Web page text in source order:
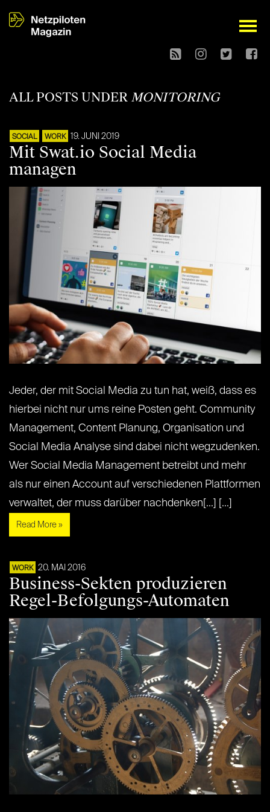
open
ALL POSTS UNDER MONITORING
SOCIAL WORK 19. JUNI 2019
Mit Swat.io Social Media
managen
Jeder, der mit Social Media zu tun hat, weiß, dass es
hierbei nicht nur ums reine Posten geht. Community
Management, Content Planung, Organisation und
Social Media Analyse sind dabei nicht wegzudenken.
Wer Social Media Management betreibt und mehr
als nur einen Account auf verschiedenen Plattformen
verwaltet, der muss darüber nachdenken[...] [...]
Read More »
WORK 20. MAI 2016
Business-Sekten produzieren
Regel-Befolgungs-Automaten